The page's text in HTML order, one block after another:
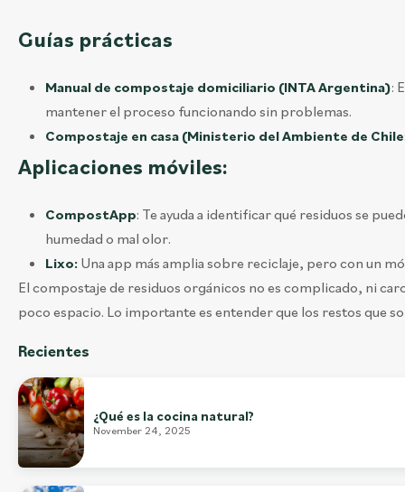
Guías prácticas
Manual de compostaje domiciliario (INTA Argentina):
mantener el proceso funcionando sin problemas.
Compostaje en casa (Ministerio del Ambiente de Chile
Aplicaciones móviles:
CompostApp: Te ayuda a identificar qué residuos se
humedad o mal olor.
Lixo: Una app más amplia sobre reciclaje, pero con un
El compostaje de residuos orgánicos no es complicado, ni
poco espacio. Lo importante es entender que los restos que
Recientes
¿Qué es la cocina natural?
November 24, 2025